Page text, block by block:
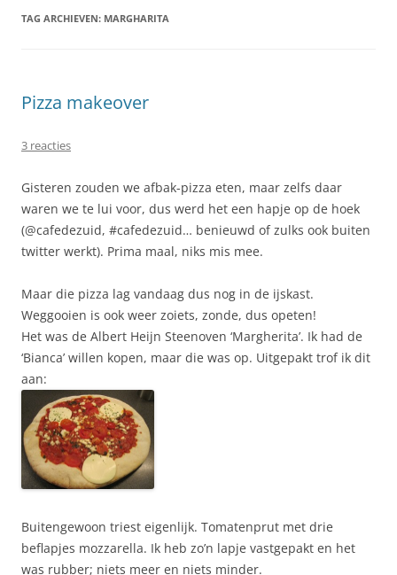
TAG ARCHIEVEN: MARGHARITA
Pizza makeover
3 reacties
Gisteren zouden we afbak-pizza eten, maar zelfs daar
waren we te lui voor, dus werd het een hapje op de hoek
(@cafedezuid, #cafedezuid… benieuwd of zulks ook buiten
twitter werkt). Prima maal, niks mis mee.
Maar die pizza lag vandaag dus nog in de ijskast.
Weggooien is ook weer zoiets, zonde, dus opeten!
Het was de Albert Heijn Steenoven ‘Margherita’. Ik had de
‘Bianca’ willen kopen, maar die was op. Uitgepakt trof ik dit
aan:
Buitengewoon triest eigenlijk. Tomatenprut met drie
beflapjes mozzarella. Ik heb zo’n lapje vastgepakt en het
was rubber; niets meer en niets minder.